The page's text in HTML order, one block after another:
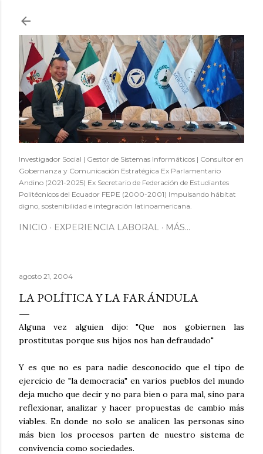
Investigador Social | Gestor de Sistemas Informáticos | Consultor en
Gobernanza y Comunicación Estratégica Ex Parlamentario
Andino (2021-2025) Ex Secretario de Federación de Estudiantes
Politécnicos del Ecuador FEPE (2000-2001) Impulsando hábitat
digno, sostenibilidad e integración latinoamericana.
INICIO EXPERIENCIA LABORAL MÁS…
agosto 21, 2004
LA POLÍTICA Y LA FARÁNDULA
Alguna vez alguien dijo: "Que nos gobiernen las
prostitutas porque sus hijos nos han defraudado"
Y es que no es para nadie desconocido que el tipo de
ejercicio de "la democracia" en varios pueblos del mundo
deja mucho que decir y no para bien o para mal, sino para
reflexionar, analizar y hacer propuestas de cambio más
viables. En donde no solo se analicen las personas sino
más bien los procesos parten de nuestro sistema de
convivencia como sociedades.